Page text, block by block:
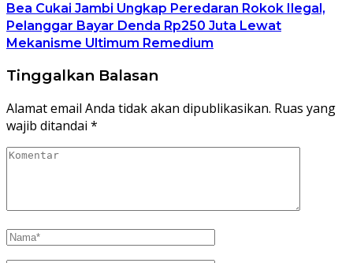
Bea Cukai Jambi Ungkap Peredaran Rokok Ilegal,
Pelanggar Bayar Denda Rp250 Juta Lewat
Mekanisme Ultimum Remedium
Tinggalkan Balasan
Alamat email Anda tidak akan dipublikasikan. Ruas yang
wajib ditandai *